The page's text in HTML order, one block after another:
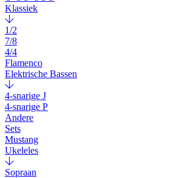
Klassiek
1/2
7/8
4/4
Flamenco
Elektrische Bassen
4-snarige J
4-snarige P
Andere
Sets
Mustang
Ukeleles
Sopraan